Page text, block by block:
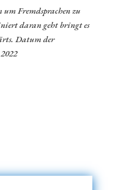
Fremdsprachen zu
daran geht bringt es
Datum der